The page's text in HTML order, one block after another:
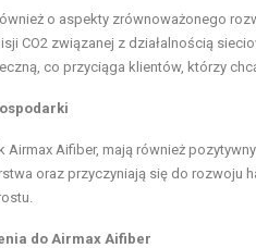
o aspekty zrównoważonego
CO2 związanej z działalnością
co przyciąga klientów, którzy
Airmax Aifiber, mają również
oraz przyczyniają się do rozwoju
do Airmax Aifiber